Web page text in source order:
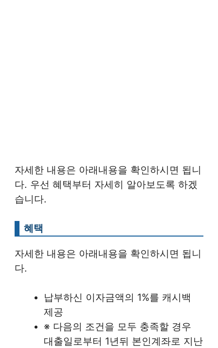
자세한 내용은 아래내용을 확인하시면 됩니
다. 우선 혜택부터 자세히 알아보도록 하겠
습니다.
혜택
자세한 내용은 아래내용을 확인하시면 됩니
다.
납부하신 이자금액의 1%를 캐시백
제공
※ 다음의 조건을 모두 충족할 경우
대출일로부터 1년뒤 본인계좌로 지난